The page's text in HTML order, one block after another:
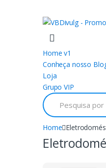
Home v1
Conheça nosso
Loja
Grupo VIP
Search
for:
Home